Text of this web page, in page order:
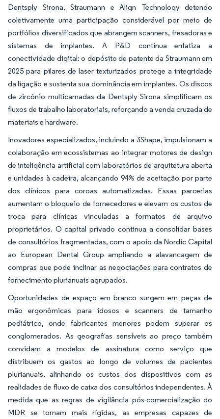
Dentsply Sirona, Straumann e Align Technology detendo
coletivamente uma participação considerável por meio de
portfólios diversificados que abrangem scanners, fresadoras e
sistemas de implantes. A P&D contínua enfatiza a
conectividade digital: o depósito de patente da Straumann em
2025 para pilares de laser texturizados protege a integridade
da ligação e sustenta sua dominância em implantes. Os discos
de zircônio multicamadas da Dentsply Sirona simplificam os
fluxos de trabalho laboratoriais, reforçando a venda cruzada de
materiais e hardware.
Inovadores especializados, incluindo a 3Shape, impulsionam a
colaboração em ecossistemas ao integrar motores de design
de inteligência artificial com laboratórios de arquitetura aberta
e unidades à cadeira, alcançando 94% de aceitação por parte
dos clínicos para coroas automatizadas. Essas parcerias
aumentam o bloqueio de fornecedores e elevam os custos de
troca para clínicas vinculadas a formatos de arquivo
proprietários. O capital privado continua a consolidar bases
de consultórios fragmentadas, com o apoio da Nordic Capital
ao European Dental Group ampliando a alavancagem de
compras que pode inclinar as negociações para contratos de
fornecimento plurianuais agrupados.
Oportunidades de espaço em branco surgem em peças de
mão ergonômicas para idosos e scanners de tamanho
pediátrico, onde fabricantes menores podem superar os
conglomerados. As geografias sensíveis ao preço também
convidam a modelos de assinatura como serviço que
distribuem os gastos ao longo de volumes de pacientes
plurianuais, alinhando os custos dos dispositivos com as
realidades de fluxo de caixa dos consultórios independentes. À
medida que as regras de vigilância pós-comercialização do
MDR se tornam mais rígidas, as empresas capazes de